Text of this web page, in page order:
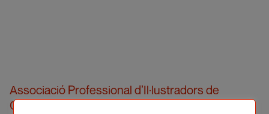
Associació Professional d’Il·lustradors de
Catalunya